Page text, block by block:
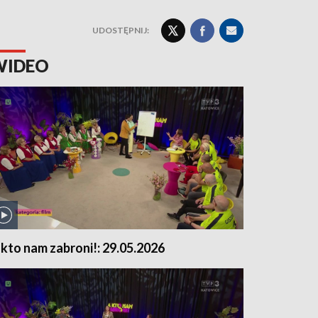
UDOSTĘPNIJ:
nam zabroni!: 29.05.2026